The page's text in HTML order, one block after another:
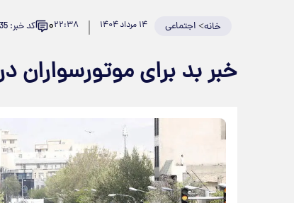
خانه>اجتماعی ۱۴ مرداد ۱۴۰۴ ۲۲:۳۸۰ کد خبر: 935535
خبر بد برای موتورسواران